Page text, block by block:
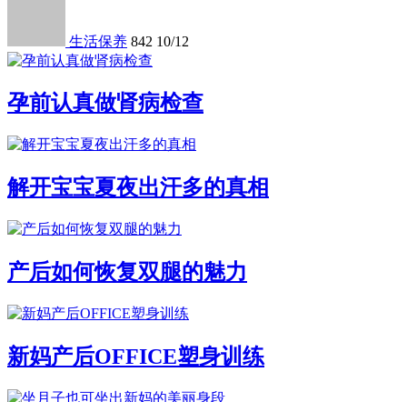
生活保养 842 10/12
孕前认真做肾病检查
解开宝宝夏夜出汗多的真相
产后如何恢复双腿的魅力
新妈产后OFFICE塑身训练